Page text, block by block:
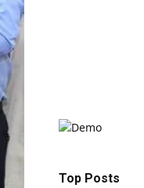
Top Posts